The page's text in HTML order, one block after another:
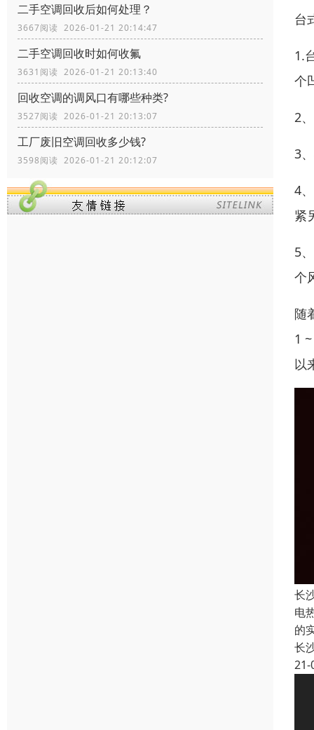
二手空调回收后如何处理？
3667阅读 2026-01-21 20:14:47
二手空调回收时如何收氟
3631阅读 2026-01-21 20:13:40
回收空调的调风口有哪些种类?
3527阅读 2026-01-21 20:13:07
工厂废旧空调回收多少钱?
3598阅读 2026-01-21 20:12:07
台
1.
个
2
3
4
紧
5
个
随
1
以
长
电
的
长
21-